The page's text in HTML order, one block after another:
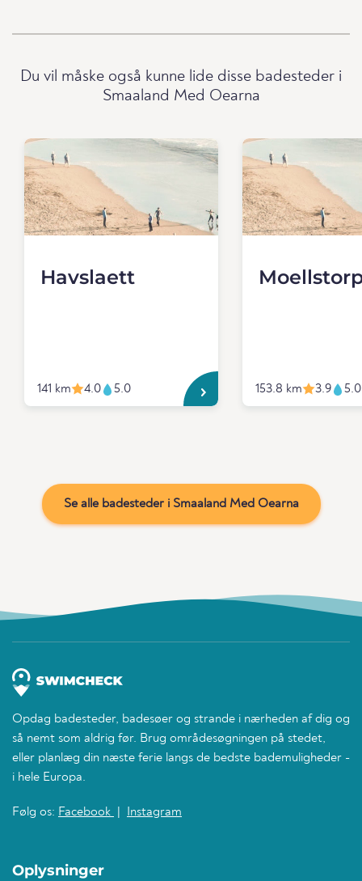
Du vil måske også kunne lide disse badesteder i
Smaaland Med Oearna
Havslaett
141 km 4.0 5.0 153.8 km 3.9 5.0
Se alle badesteder i Smaaland Med Oearna
Opdag badesteder, badesøer og strande i nærheden af dig og
så nemt som aldrig før. Brug områdesøgningen på stedet,
eller planlæg din næste ferie langs de bedste bademuligheder -
i hele Europa.
Følg os: Facebook Instagram
Oplysninger